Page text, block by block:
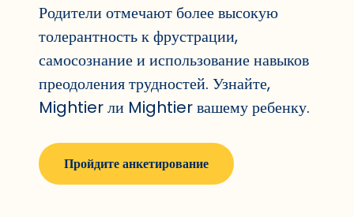
Родители отмечают более высокую
толерантность к фрустрации,
самосознание и использование навыков
преодоления трудностей. Узнайте,
Mightier ли Mightier вашему ребенку.
Пройдите анкетирование